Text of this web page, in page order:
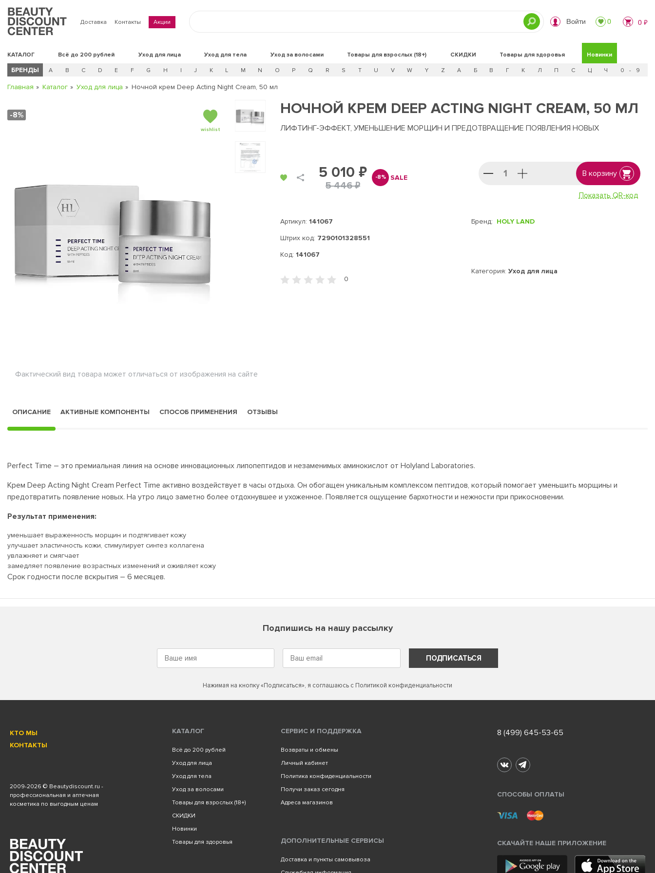
Доставка Контакты Акции Войти 0 0 ₽
КАТАЛОГ Всё до 200 рублей Уход для лица Уход для тела Уход за волосами Товары для взрослых (18+) СКИДКИ Новинки
Товары для здоровья
БРЕНДЫ A B C D E F G H I J K L M N O P Q R S T U V W Y Z А Б В Г К Л П С Ц Ч 0 - 9
Главная Каталог Уход для лица Ночной крем Deep Acting Night Cream, 50 мл
-8%
wishlist
Фактический вид товара может отличаться от изображения на сайте
НОЧНОЙ КРЕМ DEEP ACTING NIGHT CREAM, 50 МЛ
ЛИФТИНГ-ЭФФЕКТ, УМЕНЬШЕНИЕ МОРЩИН И ПРЕДОТВРАЩЕНИЕ ПОЯВЛЕНИЯ НОВЫХ
5 010 ₽
5 446 ₽
-8% SALE В корзину
Показать QR-код
Артикул: 141067
Штрих код: 7290101328551
Код: 141067
Бренд: HOLY LAND
Категория: Уход для лица
0
ОПИСАНИЕ АКТИВНЫЕ КОМПОНЕНТЫ СПОСОБ ПРИМЕНЕНИЯ ОТЗЫВЫ
Perfect Time – это премиальная линия на основе инновационных липопептидов и незаменимых аминокислот от Holyland Laboratories.
Крем Deep Acting Night Cream Perfect Time активно воздействует в часы отдыха. Он обогащен уникальным комплексом пептидов, который помогает уменьшить морщины и
предотвратить появление новых. На утро лицо заметно более отдохнувшее и ухоженное. Появляется ощущение бархотности и нежности при прикосновении.
Результат применения:
уменьшает выраженность морщин и подтягивает кожу
улучшает эластичность кожи, стимулирует синтез коллагена
увлажняет и смягчает
замедляет появление возрастных изменений и оживляет кожу
Срок годности после вскрытия – 6 месяцев.
Подпишись на нашу рассылку
ПОДПИСАТЬСЯ
Нажимая на кнопку «Подписаться», я соглашаюсь с Политикой конфиденциальности
КТО МЫ
КОНТАКТЫ
2009-2026 © Beautydiscount.ru -
профессиональная и аптечная
косметика по выгодным ценам
КАТАЛОГ
Всё до 200 рублей
Уход для лица
Уход для тела
Уход за волосами
Товары для взрослых (18+)
СКИДКИ
Новинки
Товары для здоровья
СЕРВИС И ПОДДЕРЖКА
Возвраты и обмены
Личный кабинет
Политика конфиденциальности
Получи заказ сегодня
Адреса магазинов
ДОПОЛНИТЕЛЬНЫЕ СЕРВИСЫ
Доставка и пункты самовывоза
8 (499) 645-53-65
СПОСОБЫ ОПЛАТЫ
СКАЧАЙТЕ НАШЕ ПРИЛОЖЕНИЕ